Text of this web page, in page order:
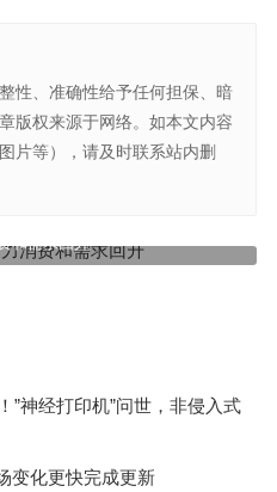
性、准确性给予任何担保、暗
版权来源于网络。如本文内容
片等），请及时联系站内删
和需求回升
iBox官网的收费情况
”神经打印机”问世，非侵入式
变化更快完成更新